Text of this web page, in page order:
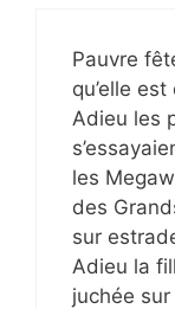
Pauvre
qu’elle
Adieu les
les
des
sur
Adieu la
juchée